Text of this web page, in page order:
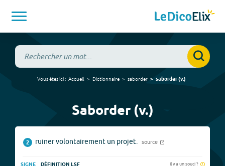
Vous êtes ici : Accueil Dictionnaire saborder saborder(v.)
Saborder (v.)
2 ruiner volontairement un projet. source
SIGNE DÉFINITION LSF Il y a un souci ?